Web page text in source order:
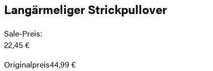
Langärmeliger Strickpullover
Sale-Preis:
22,45 €
Originalpreis44,99 €